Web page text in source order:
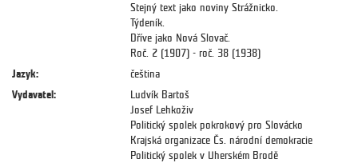
Stejný text jako noviny Strážnicko.
Týdeník.
Dříve jako Nová Slovač.
Roč. 2 (1907) - roč. 38 (1938)
Jazyk:
čeština
Vydavatel:
Ludvík Bartoš
Josef Lehkoživ
Politický spolek pokrokový pro Slovácko
Krajská organizace Čs. národní demokracie
Politický spolek v Uherském Brodě